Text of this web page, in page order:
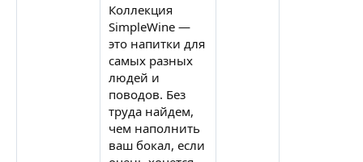
Коллекция
SimpleWine —
это напитки для
самых разных
людей и
поводов. Без
труда найдем,
чем наполнить
ваш бокал, если